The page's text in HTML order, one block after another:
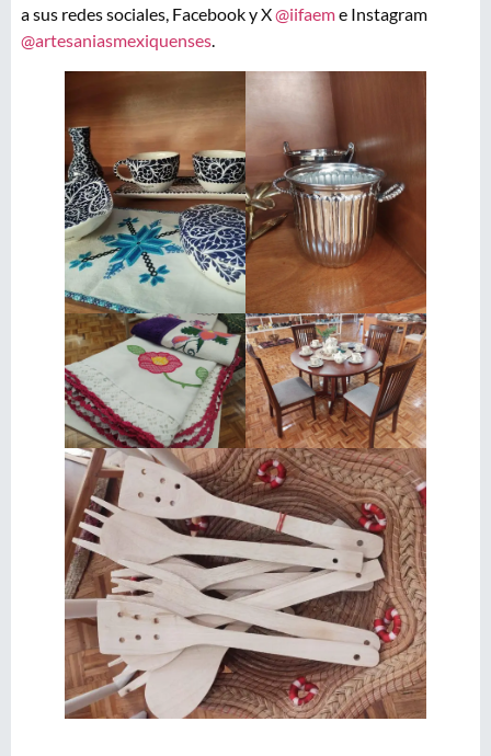
a sus redes sociales, Facebook y X@iifaeme Instagram
@artesaniasmexiquenses.